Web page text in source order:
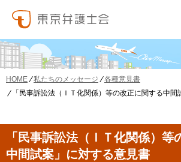
HOME 私たちのメッセージ
各種意見書
「民事訴訟法（ＩＴ化関係）等の改正に関する中間
「民事訴訟法（ＩＴ化関係）等
中間試案」に対する意見書